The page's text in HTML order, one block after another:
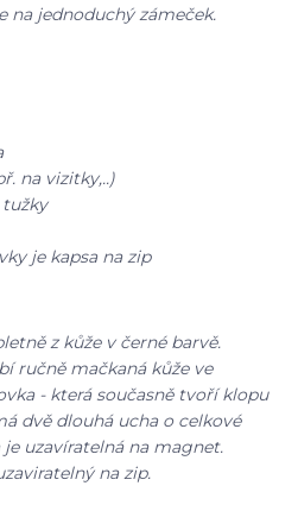
na jednoduchý zámeček.
na vizitky,..)
je kapsa na zip
z kůže v černé barvě.
ručně mačkaná kůže ve
- která současně tvoří klopu
dvě dlouhá ucha o celkové
uzavíratelná na magnet.
na zip.